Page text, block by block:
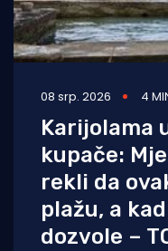
08 srp. 2026 4
Karijolama
kupače:
rekli da
plažu, a
dozvole –